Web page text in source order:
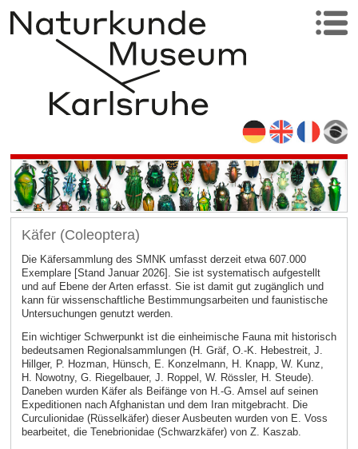
Käfer (Coleoptera)
Die Käfersammlung des SMNK umfasst derzeit etwa 607.000
Exemplare [Stand Januar 2026]. Sie ist systematisch aufgestellt
und auf Ebene der Arten erfasst. Sie ist damit gut zugänglich und
kann für wissenschaftliche Bestimmungsarbeiten und faunistische
Untersuchungen genutzt werden.
Ein wichtiger Schwerpunkt ist die einheimische Fauna mit historisch
bedeutsamen Regionalsammlungen (H. Gräf, O.-K. Hebestreit, J.
Hillger, P. Hozman, Hünsch, E. Konzelmann, H. Knapp, W. Kunz,
H. Nowotny, G. Riegelbauer, J. Roppel, W. Rössler, H. Steude).
Daneben wurden Käfer als Beifänge von H.-G. Amsel auf seinen
Expeditionen nach Afghanistan und dem Iran mitgebracht. Die
Curculionidae (Rüsselkäfer) dieser Ausbeuten wurden von E. Voss
bearbeitet, die Tenebrionidae (Schwarzkäfer) von Z. Kaszab.